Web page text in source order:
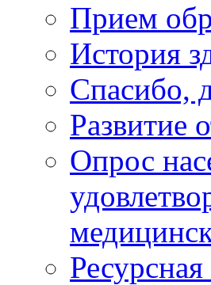
Прием
История
Спасибо,
Развитие
Опрос